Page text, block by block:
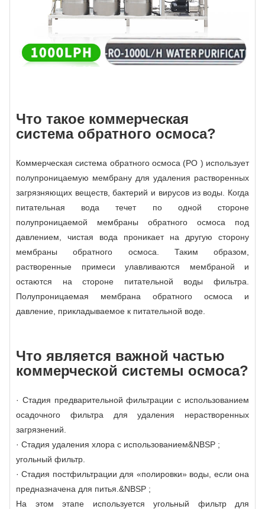
Что такое коммерческая
система обратного осмоса?
Коммерческая система обратного осмоса (РО ) использует
полупроницаемую мембрану для удаления растворенных
загрязняющих веществ, бактерий и вирусов из воды. Когда
питательная вода течет по одной стороне
полупроницаемой мембраны обратного осмоса под
давлением, чистая вода проникает на другую сторону
мембраны обратного осмоса. Таким образом,
растворенные примеси улавливаются мембраной и
остаются на стороне питательной воды фильтра.
Полупроницаемая мембрана обратного осмоса и
давление, прикладываемое к питательной воде.
Что является важной частью
коммерческой системы осмоса?
· Стадия предварительной фильтрации с использованием
осадочного фильтра для удаления нерастворенных
загрязнений.
· Стадия удаления хлора с использованием&NBSP ;
угольный фильтр.
· Стадия постфильтрации для «полировки» воды, если она
предназначена для питья.&NBSP ;
На этом этапе используется угольный фильтр для